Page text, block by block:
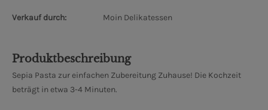
Verkauf durch: Moin Delikatessen
Produktbeschreibung
Sepia Pasta zur einfachen Zubereitung Zuhause! Die Kochzeit
beträgt in etwa 3-4 Minuten.